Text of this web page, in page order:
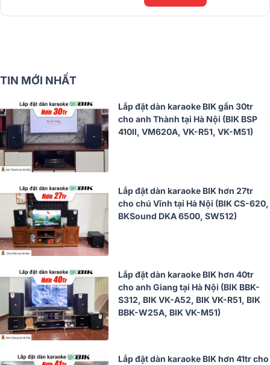
TIN MỚI NHẤT
Lắp đặt dàn karaoke BIK gần 30tr
cho anh Thành tại Hà Nội (BIK BSP
410II, VM620A, VK-R51, VK-M51)
Lắp đặt dàn karaoke BIK hơn 27tr
cho chú Vĩnh tại Hà Nội (BIK CS-620,
BKSound DKA 6500, SW512)
Lắp đặt dàn karaoke BIK hơn 40tr
cho anh Giang tại Hà Nội (BIK BBK-
S312, BIK VK-A52, BIK VK-R51, BIK
BBK-W25A, BIK VK-M51)
Lắp đặt dàn karaoke BIK hơn 41tr cho